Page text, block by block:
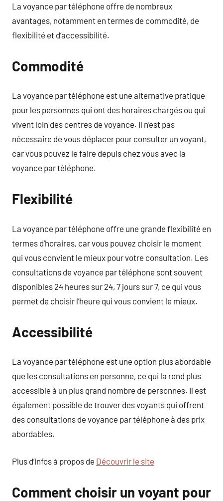
La voyance par téléphone offre de nombreux
avantages, notamment en termes de commodité, de
flexibilité et d’accessibilité.
Commodité
La voyance par téléphone est une alternative pratique
pour les personnes qui ont des horaires chargés ou qui
vivent loin des centres de voyance. Il n’est pas
nécessaire de vous déplacer pour consulter un voyant,
car vous pouvez le faire depuis chez vous avec la
voyance par téléphone.
Flexibilité
La voyance par téléphone offre une grande flexibilité en
termes d’horaires, car vous pouvez choisir le moment
qui vous convient le mieux pour votre consultation. Les
consultations de voyance par téléphone sont souvent
disponibles 24 heures sur 24, 7 jours sur 7, ce qui vous
permet de choisir l’heure qui vous convient le mieux.
Accessibilité
La voyance par téléphone est une option plus abordable
que les consultations en personne, ce qui la rend plus
accessible à un plus grand nombre de personnes. Il est
également possible de trouver des voyants qui offrent
des consultations de voyance par téléphone à des prix
abordables.
Plus d’infos à propos de Découvrir le site
Comment choisir un voyant pour